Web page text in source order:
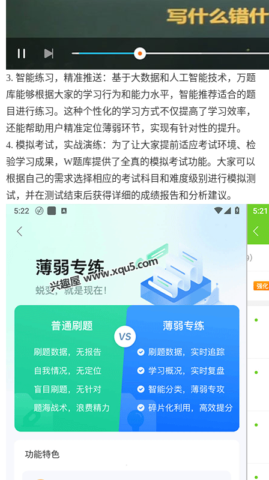
3. 智能练习，精准推送：基于大数据和人工智能技术，万题
库能够根据大家的学习行为和能力水平，智能推荐适合的题
目进行练习。这种个性化的学习方式不仅提高了学习效率，
还能帮助用户精准定位薄弱环节，实现有针对性的提升。
4. 模拟考试，实战演练：为了让大家提前适应考试环境、检
验学习成果，W题库提供了全真的模拟考试功能。大家可以
根据自己的需求选择相应的考试科目和难度级别进行模拟测
试，并在测试结束后获得详细的成绩报告和分析建议。